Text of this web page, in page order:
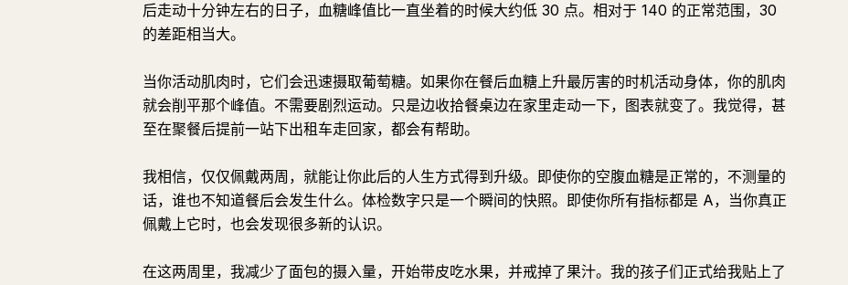
后走动十分钟左右的日子，血糖峰值比一直坐着的时候大约低 30 点。相对于 140 的正常范围，30
的差距相当大。
当你活动肌肉时，它们会迅速摄取葡萄糖。如果你在餐后血糖上升最厉害的时机活动身体，你的肌肉
就会削平那个峰值。不需要剧烈运动。只是边收拾餐桌边在家里走动一下，图表就变了。我觉得，甚
至在聚餐后提前一站下出租车走回家，都会有帮助。
我相信，仅仅佩戴两周，就能让你此后的人生方式得到升级。即使你的空腹血糖是正常的，不测量的
话，谁也不知道餐后会发生什么。体检数字只是一个瞬间的快照。即使你所有指标都是 A，当你真正
佩戴上它时，也会发现很多新的认识。
在这两周里，我减少了面包的摄入量，开始带皮吃水果，并戒掉了果汁。我的孩子们正式给我贴上了